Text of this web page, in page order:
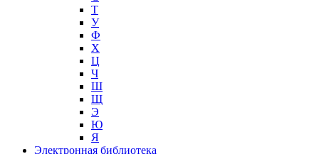
Т
У
Ф
Х
Ц
Ч
Ш
Щ
Э
Ю
Я
Электронная библиотека